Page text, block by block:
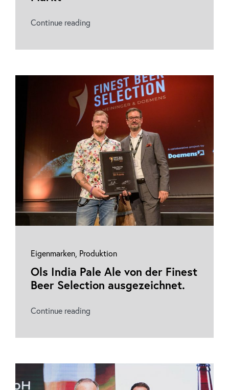
Continue reading
Eigenmarken, Produktion
Ols India Pale Ale von der Finest
Beer Selection ausgezeichnet.
Continue reading